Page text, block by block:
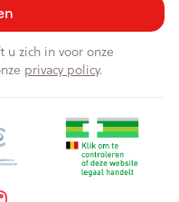
zich in voor onze
privacy policy.